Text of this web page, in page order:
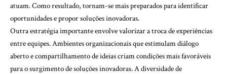
atuam. Como resultado, tornam-se mais preparados para identificar
oportunidades e propor soluções inovadoras.
Outra estratégia importante envolve valorizar a troca de experiências
entre equipes. Ambientes organizacionais que estimulam diálogo
aberto e compartilhamento de ideias criam condições mais favoráveis
para o surgimento de soluções inovadoras. A diversidade de